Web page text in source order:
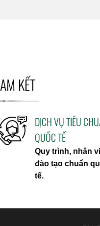
KẾT
DỊCH VỤ TIÊU
QUỐC TẾ
Quy trình, nhân
đào tạo chuẩn
tế.